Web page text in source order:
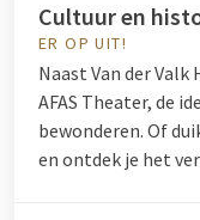
Cultuur en
ER OP UIT!
Naast Van der
AFAS Theater, de
bewonderen. Of
en ontdek je het